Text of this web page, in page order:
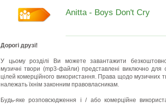
Anitta - Boys Don't Cry
Дорогі друзі!
У цьому розділі Ви можете завантажити
музичні твори (mp3-файли) представлені виключно для
цілей комерційного використання. Права щодо музичних
належать їхнім законним правовласникам.
Будь-яке розповсюдження і / або комерційне